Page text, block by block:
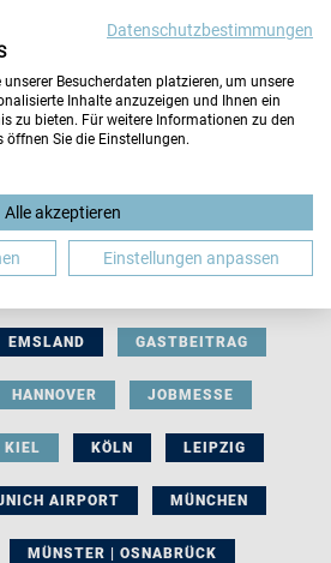
BEWERBUNG
EMSLAND GASTBEITRAG
HANNOVER JOBMESSE
KIEL KÖLN LEIPZIG
AIRPORT MÜNCHEN
MÜNSTER | OSNABRÜCK
Datenschutzbestimmungen
Besucherdaten platzieren, um unsere
Inhalte anzuzeigen und Ihnen ein
zu bieten. Für weitere Informationen zu den
öffnen Sie die Einstellungen.
Alle akzeptieren
Einstellungen anpassen